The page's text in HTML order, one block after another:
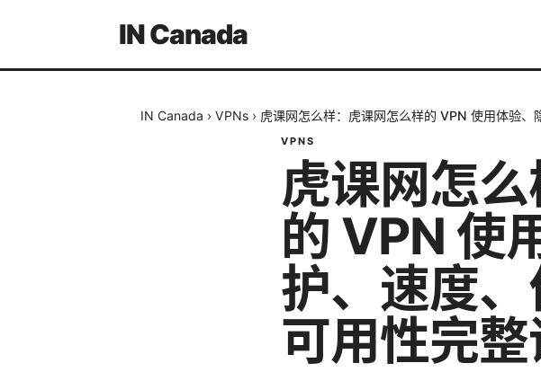
IN Canada
IN Canada › VPNs › 虎课网怎么样：虎课网怎么样的 VPN 使用体验
VPNS
虎课网怎
的 VPN 使
护、速度
可用性完